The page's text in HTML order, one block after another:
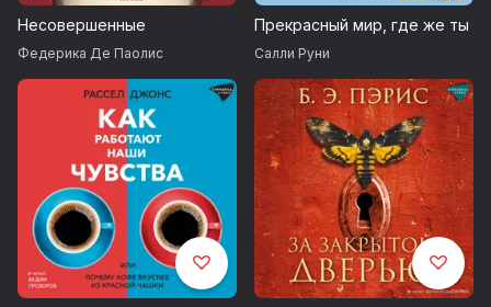
Несовершенные
Федерика Де Паолис
Прекрасный мир, где же ты
Салли Руни